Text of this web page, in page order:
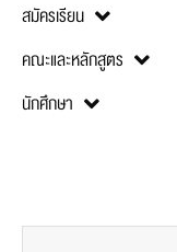
สมัครเรียน
คณะและหลักสูตร
นักศึกษา